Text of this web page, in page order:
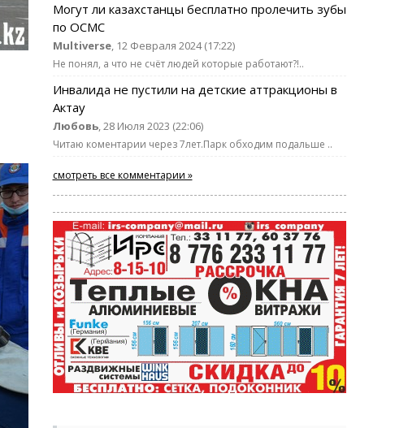
Могут ли казахстанцы бесплатно пролечить зубы
по ОСМС
Multiverse, 12 Февраля 2024 (17:22)
Не понял, а что не счёт людей которые работают?!..
Инвалида не пустили на детские аттракционы в
Актау
Любовь, 28 Июля 2023 (22:06)
Читаю коментарии через 7лет.Парк обходим подальше ..
смотреть все комментарии »